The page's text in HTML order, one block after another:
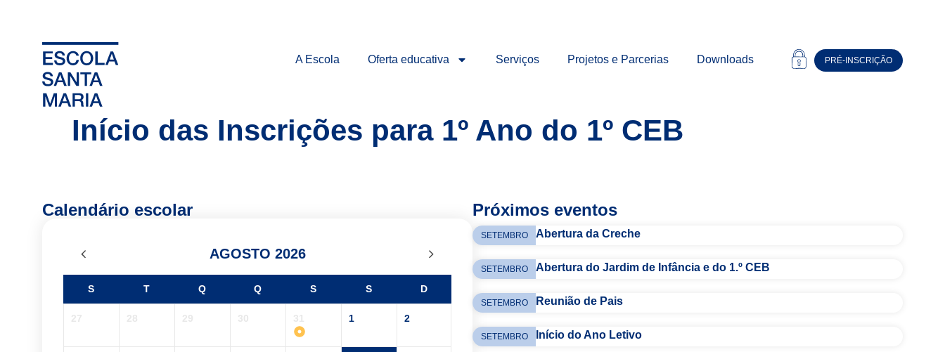
A Escola Oferta educativa Serviços Projetos e Parcerias Downloads PRÉ-INSCRIÇÃO
Início das Inscrições para 1º Ano do 1º CEB
Calendário escolar
AGOSTO 2026
S T Q Q S S D
1 2
Próximos eventos
SETEMBRO Abertura da Creche
SETEMBRO Abertura do Jardim de Infância e do 1.º CEB
SETEMBRO Reunião de Pais
SETEMBRO Início do Ano Letivo